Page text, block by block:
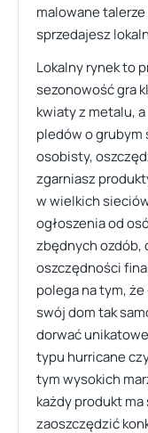
malowane
sprzedajesz
Lokalny rynek to
sezonowość gra
kwiaty z metalu,
pledów o
osobisty,
zgarniasz
w wielkich
ogłoszenia od
zbędnych ozdób,
oszczędności
polega na tym,
swój dom tak
dorwać
typu hurricane
tym wysokich
każdy produkt
zaoszczędzić